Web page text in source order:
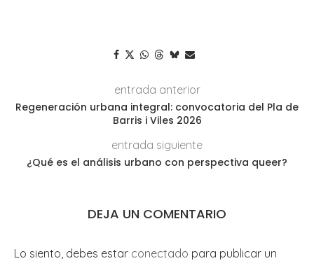
entrada anterior
Regeneración urbana integral: convocatoria del Pla de
Barris i Viles 2026
entrada siguiente
¿Qué es el análisis urbano con perspectiva queer?
DEJA UN COMENTARIO
Lo siento, debes estar conectado para publicar un